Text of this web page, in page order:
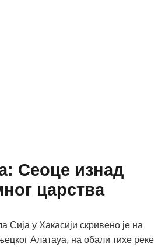
Сеоце изнад
царства
Сија у Хакасији скривено је на
Алатауа, на обали тихе реке